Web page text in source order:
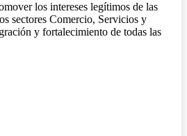
los intereses legítimos de las
sectores Comercio, Servicios y
y fortalecimiento de todas las